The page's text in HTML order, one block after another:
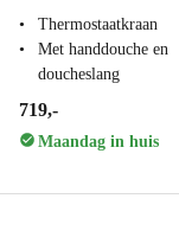
Thermostaatkraan
Met handdouche en
doucheslang
719,-
Maandag in huis